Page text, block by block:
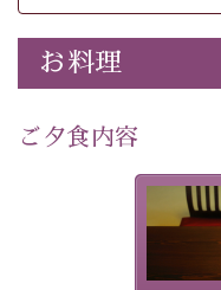
まで）」をご利用くだ
上諏訪温泉しんゆで
意しております。
諏訪湖の穏やかな景
温かいおもてなし。
り特別なものにして
早めのご予約で、お
お料理
ご夕食内容
夕食な
場合は
お選び